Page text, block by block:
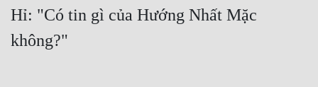
Hỉ: "Có tin gì của Hướng Nhất Mặc
không?"